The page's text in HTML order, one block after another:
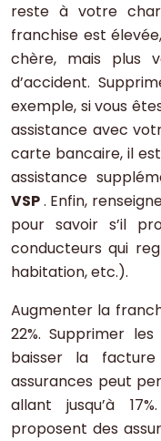
reste à votre
franchise est
chère, mais plus
d’accident.
exemple, si vous
assistance avec
carte bancaire, il
assistance
VSP. Enfin,
pour savoir s’il
conducteurs qui
habitation, etc.).
Augmenter la
22%. Supprimer
baisser la
assurances peut
allant jusqu’à
proposent des